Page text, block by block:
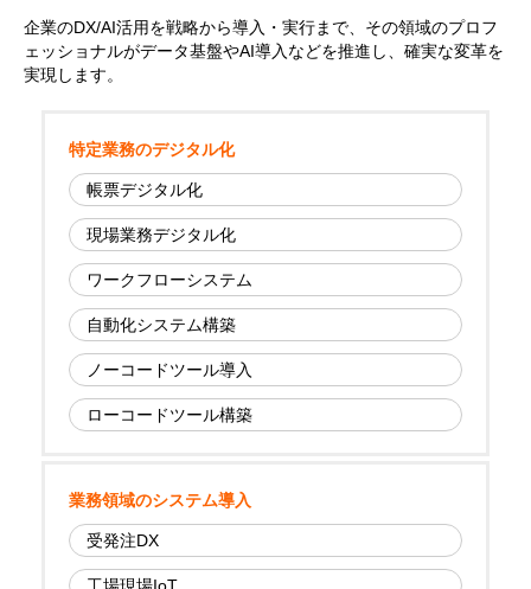
企業のDX/AI活用を戦略から導入・実行まで、その領域のプロフ
ェッショナルがデータ基盤やAI導入などを推進し、確実な変革を
実現します。
特定業務のデジタル化
帳票デジタル化
現場業務デジタル化
ワークフローシステム
自動化システム構築
ノーコードツール導入
ローコードツール構築
業務領域のシステム導入
受発注DX
工場現場IoT